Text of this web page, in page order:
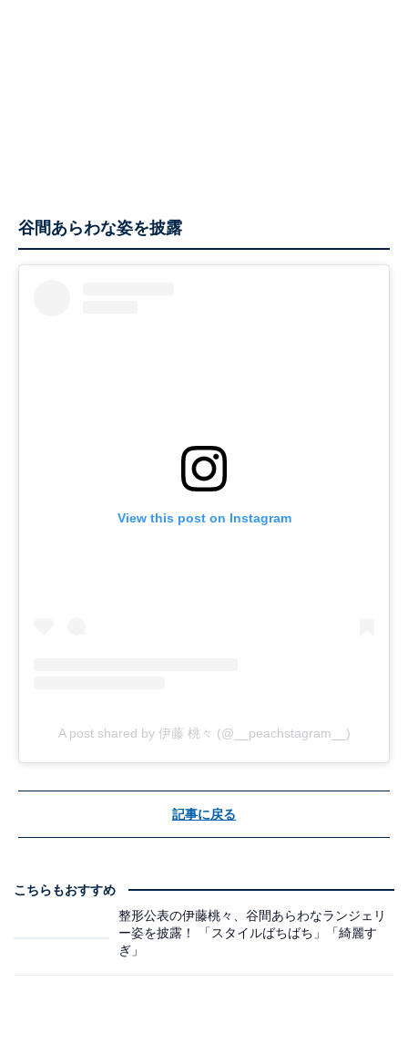
谷間あらわな姿を披露
View this post on Instagram
A post shared by 伊藤 桃々 (@__peachstagram__)
記事に戻る
こちらもおすすめ
整形公表の伊藤桃々、谷間あらわなランジェリ
ー姿を披露！ 「スタイルばちばち」「綺麗す
ぎ」